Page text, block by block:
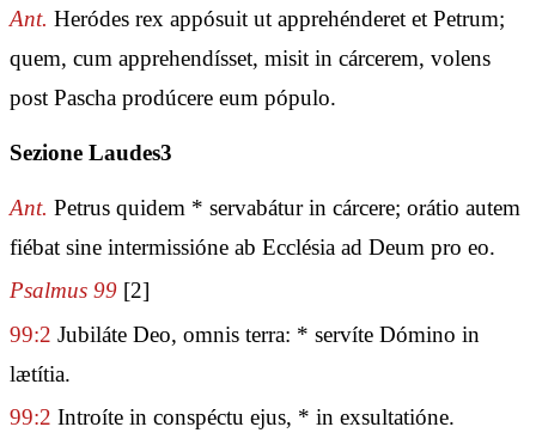
Ant. Heródes rex appósuit ut apprehénderet et Petrum;
quem, cum apprehendísset, misit in cárcerem, volens
post Pascha prodúcere eum pópulo.
Sezione Laudes3
Ant. Petrus quidem * servabátur in cárcere; orátio autem
fiébat sine intermissióne ab Ecclésia ad Deum pro eo.
Psalmus 99 [2]
99:2 Jubiláte Deo, omnis terra: * servíte Dómino in
lætítia.
99:2 Introíte in conspéctu ejus, * in exsultatióne.